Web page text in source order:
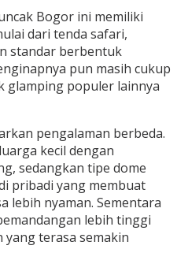
Bogor ini memiliki
dari tenda safari,
standar berbentuk
pun masih cukup
glamping populer lainnya
pengalaman berbeda.
kecil dengan
sedangkan tipe dome
pribadi yang membuat
lebih nyaman. Sementara
lebih tinggi
terasa semakin